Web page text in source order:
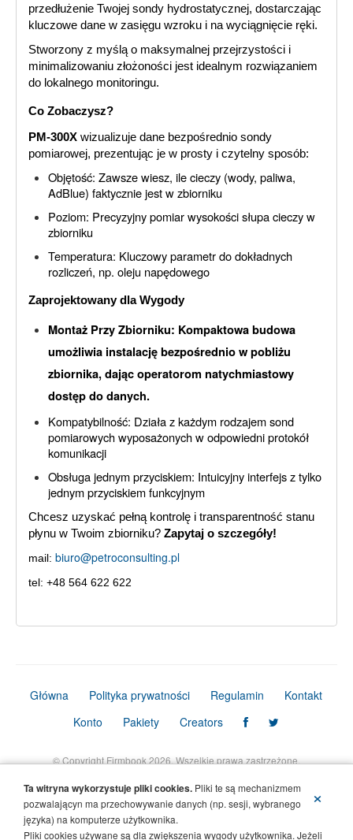
przedłużenie Twojej sondy hydrostatycznej, dostarczając
kluczowe dane w zasięgu wzroku i na wyciągnięcie ręki.
Stworzony z myślą o maksymalnej przejrzystości i
minimalizowaniu złożoności jest idealnym rozwiązaniem
do lokalnego monitoringu.
Co Zobaczysz?
PM-300X wizualizuje dane bezpośrednio sondy
pomiarowej, prezentując je w prosty i czytelny sposób:
Objętość: Zawsze wiesz, ile cieczy (wody, paliwa,
AdBlue) faktycznie jest w zbiorniku
Poziom: Precyzyjny pomiar wysokości słupa cieczy w
zbiorniku
Temperatura: Kluczowy parametr do dokładnych
rozliczeń, np. oleju napędowego
Zaprojektowany dla Wygody
Montaż Przy Zbiorniku: Kompaktowa budowa
umożliwia instalację bezpośrednio w pobliżu
zbiornika, dając operatorom natychmiastowy
dostęp do danych.
Kompatybilność: Działa z każdym rodzajem sond
pomiarowych wyposażonych w odpowiedni protokół
komunikacji
Obsługa jednym przyciskiem: Intuicyjny interfejs z tylko
jednym przyciskiem funkcyjnym
Chcesz uzyskać pełną kontrolę i transparentność stanu
płynu w Twoim zbiorniku? Zapytaj o szczegóły!
mail: biuro@petroconsulting.pl
tel: +48 564 622 622
Główna Polityka prywatności Regulamin
Kontakt
Konto
Pakiety Creators
© Copyright Firmbook 2026. Wszelkie prawa zastrzeżone.
×
Ta witryna wykorzystuje pliki cookies. Pliki te są mechanizmem
pozwalającyn ma przechowywanie danych (np. sesji, wybranego
języka) na komputerze użytkownika.
Pliki cookies używane są dla zwiększenia wygody użytkownika. Jeżeli